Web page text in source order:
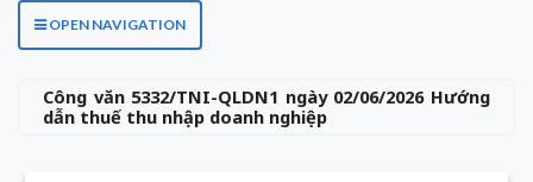
OPEN NAVIGATION
Công văn 5332/TNI-QLDN1 ngày 02/06/2026 Hướng
dẫn thuế thu nhập doanh nghiệp